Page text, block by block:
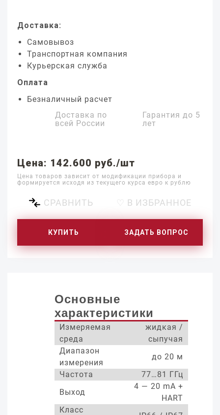
Доставка:
Самовывоз
Транспортная компания
Курьерская служба
Оплата
Безналичный расчет
Доставка по
всей России
Гарантия до 5
лет
Цена: 142.600 руб./шт
Цена товаров зависит от модификации прибора и
формируется исходя из текущего курса евро к рублю
СРАВНИТЬ ♡ В ИЗБРАННОЕ
КУПИТЬ ЗАДАТЬ ВОПРОС
Основные
характеристики
Измеряемая
среда
жидкая /
сыпучая
Диапазон
измерения
до 20 м
Частота
77…81 ГГц
Выход
4 — 20 mA +
HART
Класс